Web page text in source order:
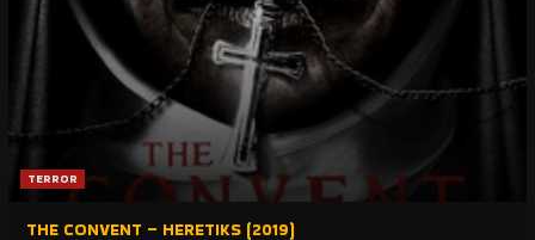
TERROR
THE CONVENT – HERETIKS (2019)